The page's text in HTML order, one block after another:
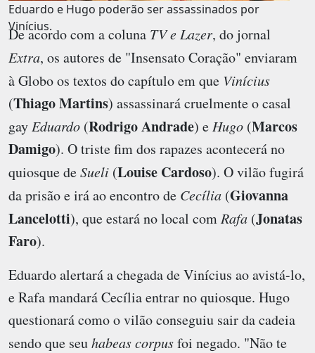
Eduardo e Hugo poderão ser assassinados por
Vinícius.
De acordo com a coluna TV e Lazer, do jornal
Extra, os autores de "Insensato Coração" enviaram
à Globo os textos do capítulo em que Vinícius
(Thiago Martins) assassinará cruelmente o casal
gay Eduardo (Rodrigo Andrade) e Hugo (Marcos
Damigo). O triste fim dos rapazes acontecerá no
quiosque deSueli (Louise Cardoso). O vilão fugirá
da prisão e irá ao encontro de Cecília (Giovanna
Lancelotti), que estará no local com Rafa (Jonatas
Faro).
Eduardo alertará a chegada de Vinícius ao avistá-lo,
e Rafa mandará Cecília entrar no quiosque. Hugo
questionará como o vilão conseguiu sair da cadeia
sendo que seuhabeas corpusfoi negado. "Não te